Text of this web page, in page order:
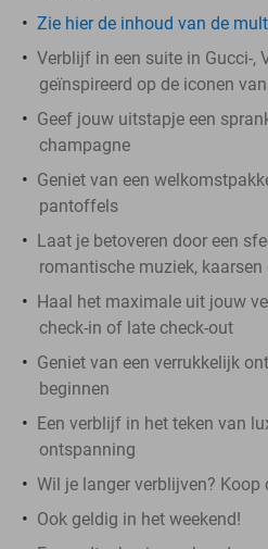
Zie hier de inhoud van de
Verblijf in een suite in Gucci-,
geïnspireerd op de iconen
Geef jouw uitstapje een
champagne
Geniet van een
pantoffels
Laat je betoveren door een
romantische muziek,
Haal het maximale uit jouw
check-in of late check-out
Geniet van een verrukkelijk
beginnen
Een verblijf in het teken van
ontspanning
Wil je langer verblijven? Koop
Ook geldig in het weekend!